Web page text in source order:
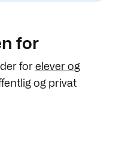
for
forelever og
og privat